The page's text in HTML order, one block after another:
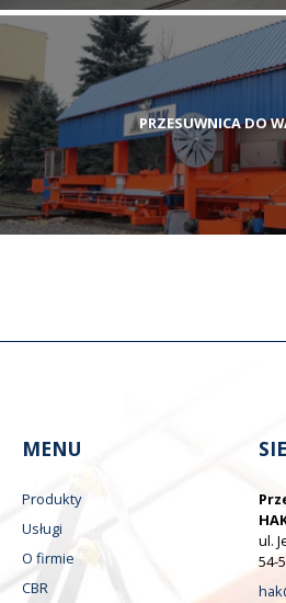
PRZESUWNICA DO
MENU
Produkty
Usługi
O firmie
CBR
ul.
54-